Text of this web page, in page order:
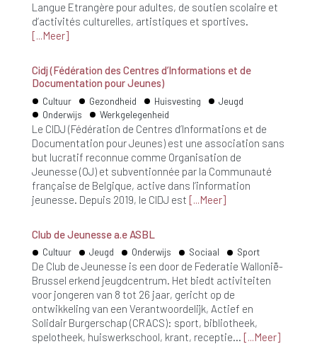
Langue Etrangère pour adultes, de soutien scolaire et
d’activités culturelles, artistiques et sportives.
Meer
Cidj (Fédération des Centres d’Informations et de
Documentation pour Jeunes)
Cultuur Gezondheid Huisvesting
Jeugd
Onderwijs
Werkgelegenheid
Le CIDJ (Fédération de Centres d’Informations et de
Documentation pour Jeunes) est une association sans
but lucratif reconnue comme Organisation de
Jeunesse (OJ) et subventionnée par la Communauté
française de Belgique, active dans l’information
jeunesse. Depuis 2019, le CIDJ est
Meer
Club de Jeunesse a.e ASBL
Cultuur Jeugd Onderwijs Sociaal Sport
De Club de Jeunesse is een door de Federatie Wallonië-
Brussel erkend jeugdcentrum. Het biedt activiteiten
voor jongeren van 8 tot 26 jaar, gericht op de
ontwikkeling van een Verantwoordelijk, Actief en
Solidair Burgerschap (CRACS): sport, bibliotheek,
spelotheek, huiswerkschool, krant, receptie…
Meer